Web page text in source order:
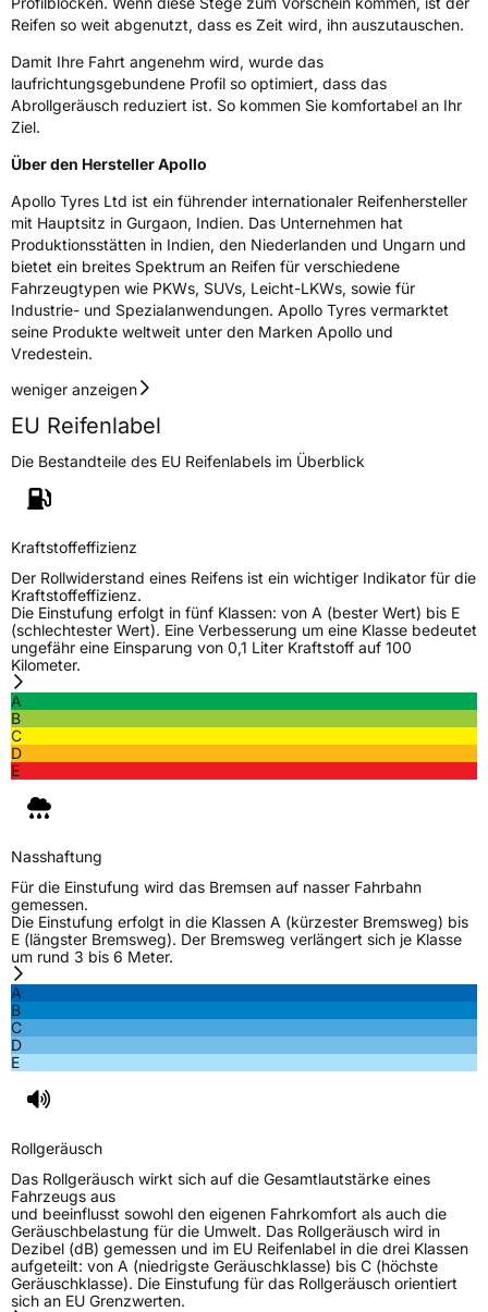
Herstellerkontakt Apollo Tyres NL B.V., Ir. E.L.C. Schiffstraat
370 7547 RD Enschede Niederlande,
www.apollotyres.com
Reifen so weit abgenutzt, dass es Zeit wird, ihn auszutauschen.
Damit Ihre Fahrt angenehm wird, wurde das
laufrichtungsgebundene Profil so optimiert, dass das
Abrollgeräusch reduziert ist. So kommen Sie komfortabel an Ihr
Ziel.
Über den Hersteller Apollo
Apollo Tyres Ltd ist ein führender internationaler Reifenhersteller
mit Hauptsitz in Gurgaon, Indien. Das Unternehmen hat
Produktionsstätten in Indien, den Niederlanden und Ungarn und
bietet ein breites Spektrum an Reifen für verschiedene
Fahrzeugtypen wie PKWs, SUVs, Leicht-LKWs, sowie für
Industrie- und Spezialanwendungen. Apollo Tyres vermarktet
seine Produkte weltweit unter den Marken Apollo und
Vredestein.
weniger anzeigen
EU Reifenlabel
Die Bestandteile des EU Reifenlabels im Überblick
Kraftstoffeffizienz
Der Rollwiderstand eines Reifens ist ein wichtiger Indikator für die
Kraftstoffeffizienz.
Die Einstufung erfolgt in fünf Klassen: von A (bester Wert) bis E
(schlechtester Wert). Eine Verbesserung um eine Klasse bedeutet
ungefähr eine Einsparung von 0,1 Liter Kraftstoff auf 100
Kilometer.
A
B
C
D
E
Nasshaftung
Für die Einstufung wird das Bremsen auf nasser Fahrbahn
gemessen.
Die Einstufung erfolgt in die Klassen A (kürzester Bremsweg) bis
E (längster Bremsweg). Der Bremsweg verlängert sich je Klasse
um rund 3 bis 6 Meter.
A
B
C
D
E
Rollgeräusch
Das Rollgeräusch wirkt sich auf die Gesamtlautstärke eines
Fahrzeugs aus
und beeinflusst sowohl den eigenen Fahrkomfort als auch die
Geräuschbelastung für die Umwelt. Das Rollgeräusch wird in
Dezibel (dB) gemessen und im EU Reifenlabel in die drei Klassen
aufgeteilt: von A (niedrigste Geräuschklasse) bis C (höchste
Geräuschklasse). Die Einstufung für das Rollgeräusch orientiert
sich an EU Grenzwerten.